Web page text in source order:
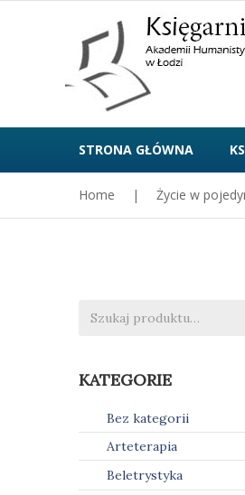
STRONA GŁÓWNA
Home | Życie w
KATEGORIE
Bez kategorii
Arteterapia
Beletrystyka